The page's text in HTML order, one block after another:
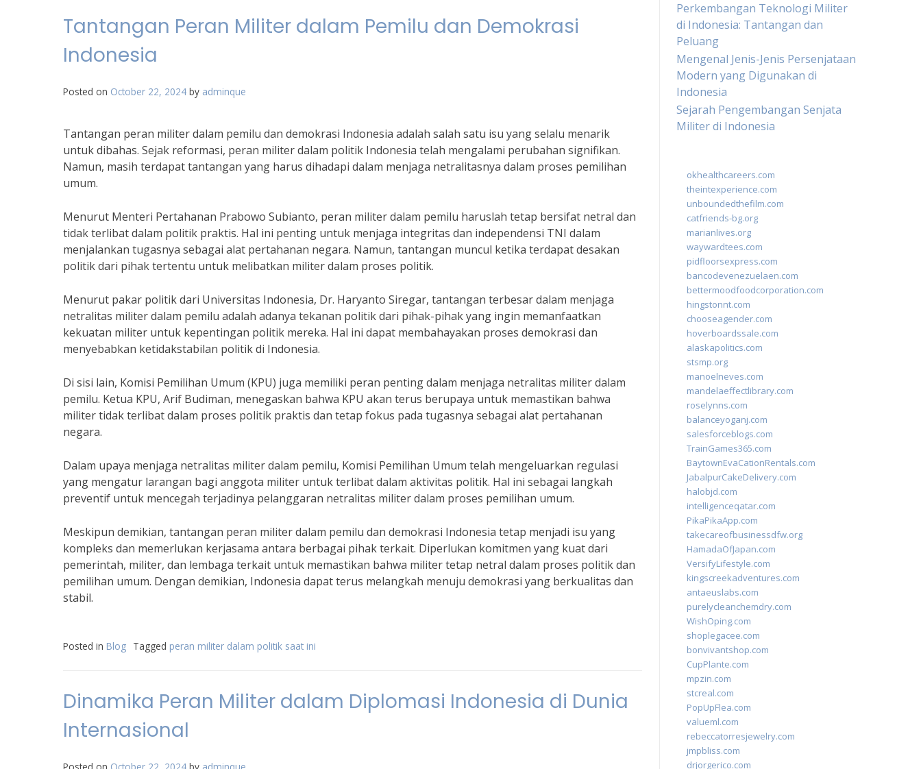
Tantangan Peran Militer dalam Pemilu dan Demokrasi
Indonesia
Posted on October 22, 2024 by adminque
Tantangan peran militer dalam pemilu dan demokrasi Indonesia adalah salah satu isu yang selalu menarik
untuk dibahas. Sejak reformasi, peran militer dalam politik Indonesia telah mengalami perubahan signifikan.
Namun, masih terdapat tantangan yang harus dihadapi dalam menjaga netralitasnya dalam proses pemilihan
umum.
Menurut Menteri Pertahanan Prabowo Subianto, peran militer dalam pemilu haruslah tetap bersifat netral dan
tidak terlibat dalam politik praktis. Hal ini penting untuk menjaga integritas dan independensi TNI dalam
menjalankan tugasnya sebagai alat pertahanan negara. Namun, tantangan muncul ketika terdapat desakan
politik dari pihak tertentu untuk melibatkan militer dalam proses politik.
Menurut pakar politik dari Universitas Indonesia, Dr. Haryanto Siregar, tantangan terbesar dalam menjaga
netralitas militer dalam pemilu adalah adanya tekanan politik dari pihak-pihak yang ingin memanfaatkan
kekuatan militer untuk kepentingan politik mereka. Hal ini dapat membahayakan proses demokrasi dan
menyebabkan ketidakstabilan politik di Indonesia.
Di sisi lain, Komisi Pemilihan Umum (KPU) juga memiliki peran penting dalam menjaga netralitas militer dalam
pemilu. Ketua KPU, Arif Budiman, menegaskan bahwa KPU akan terus berupaya untuk memastikan bahwa
militer tidak terlibat dalam proses politik praktis dan tetap fokus pada tugasnya sebagai alat pertahanan
negara.
Dalam upaya menjaga netralitas militer dalam pemilu, Komisi Pemilihan Umum telah mengeluarkan regulasi
yang mengatur larangan bagi anggota militer untuk terlibat dalam aktivitas politik. Hal ini sebagai langkah
preventif untuk mencegah terjadinya pelanggaran netralitas militer dalam proses pemilihan umum.
Meskipun demikian, tantangan peran militer dalam pemilu dan demokrasi Indonesia tetap menjadi isu yang
kompleks dan memerlukan kerjasama antara berbagai pihak terkait. Diperlukan komitmen yang kuat dari
pemerintah, militer, dan lembaga terkait untuk memastikan bahwa militer tetap netral dalam proses politik dan
pemilihan umum. Dengan demikian, Indonesia dapat terus melangkah menuju demokrasi yang berkualitas dan
stabil.
Posted in Blog Tagged peran militer dalam politik saat ini
Dinamika Peran Militer dalam Diplomasi Indonesia di Dunia
Internasional
Perkembangan Teknologi Militer
di Indonesia: Tantangan dan
Peluang
Mengenal Jenis-Jenis Persenjataan
Modern yang Digunakan di
Indonesia
Sejarah Pengembangan Senjata
Militer di Indonesia
okhealthcareers.com
theintexperience.com
unboundedthefilm.com
catfriends-bg.org
marianlives.org
waywardtees.com
pidfloorsexpress.com
bancodevenezuelaen.com
bettermoodfoodcorporation.com
hingstonnt.com
chooseagender.com
hoverboardssale.com
alaskapolitics.com
stsmp.org
manoelneves.com
mandelaeffectlibrary.com
roselynns.com
balanceyoganj.com
salesforceblogs.com
TrainGames365.com
BaytownEvaCationRentals.com
JabalpurCakeDelivery.com
halobjd.com
intelligenceqatar.com
PikaPikaApp.com
takecareofbusinessdfw.org
HamadaOfJapan.com
VersifyLifestyle.com
kingscreekadventures.com
antaeuslabs.com
purelycleanchemdry.com
WishOping.com
shoplegacee.com
bonvivantshop.com
CupPlante.com
mpzin.com
stcreal.com
PopUpFlea.com
valueml.com
rebeccatorresjewelry.com
jmpbliss.com
drjorgerico.com